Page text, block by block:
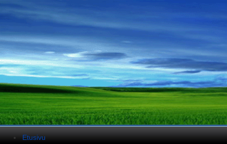
Päävalikko
Etusivu